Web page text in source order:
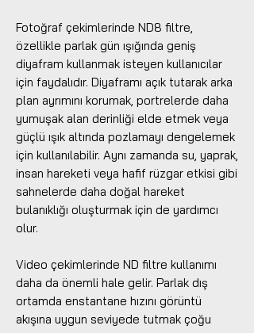
Fotoğraf çekimlerinde ND8 filtre,
özellikle parlak gün ışığında geniş
diyafram kullanmak isteyen kullanıcılar
için faydalıdır. Diyaframı açık tutarak arka
plan ayrımını korumak, portrelerde daha
yumuşak alan derinliği elde etmek veya
güçlü ışık altında pozlamayı dengelemek
için kullanılabilir. Aynı zamanda su, yaprak,
insan hareketi veya hafif rüzgar etkisi gibi
sahnelerde daha doğal hareket
bulanıklığı oluşturmak için de yardımcı
olur.
Video çekimlerinde ND filtre kullanımı
daha da önemli hale gelir. Parlak dış
ortamda enstantane hızını görüntü
akışına uygun seviyede tutmak çoğu